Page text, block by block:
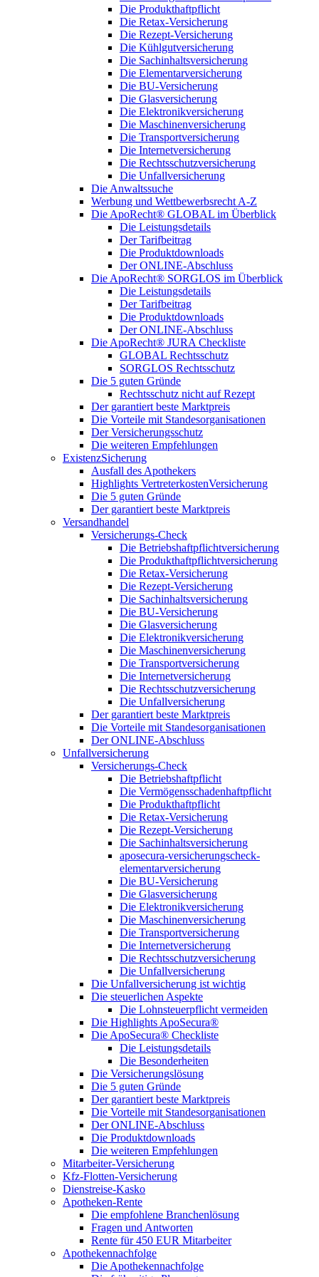
Die Produkthaftpflicht
Die Retax-Versicherung
Die Rezept-Versicherung
Die Kühlgutversicherung
Die Sachinhaltsversicherung
Die Elementarversicherung
Die BU-Versicherung
Die Glasversicherung
Die Elektronikversicherung
Die Maschinenversicherung
Die Transportversicherung
Die Internetversicherung
Die Rechtsschutzversicherung
Die Unfallversicherung
Die Anwaltssuche
Werbung und Wettbewerbsrecht A-Z
Die ApoRecht® GLOBAL im Überblick
Die Leistungsdetails
Der Tarifbeitrag
Die Produktdownloads
Der ONLINE-Abschluss
Die ApoRecht® SORGLOS im Überblick
Die Leistungsdetails
Der Tarifbeitrag
Die Produktdownloads
Der ONLINE-Abschluss
Die ApoRecht® JURA Checkliste
GLOBAL Rechtsschutz
SORGLOS Rechtsschutz
Die 5 guten Gründe
Rechtsschutz nicht auf Rezept
Der garantiert beste Marktpreis
Die Vorteile mit Standesorganisationen
Der Versicherungsschutz
Die weiteren Empfehlungen
ExistenzSicherung
Ausfall des Apothekers
Highlights VertreterkostenVersicherung
Die 5 guten Gründe
Der garantiert beste Marktpreis
Versandhandel
Versicherungs-Check
Die Betriebshaftpflichtversicherung
Die Produkthaftpflichtversicherung
Die Retax-Versicherung
Die Rezept-Versicherung
Die Sachinhaltsversicherung
Die BU-Versicherung
Die Glasversicherung
Die Elektronikversicherung
Die Maschinenversicherung
Die Transportversicherung
Die Internetversicherung
Die Rechtsschutzversicherung
Die Unfallversicherung
Der garantiert beste Marktpreis
Die Vorteile mit Standesorganisationen
Der ONLINE-Abschluss
Unfallversicherung
Versicherungs-Check
Die Betriebshaftpflicht
Die Vermögensschadenhaftpflicht
Die Produkthaftpflicht
Die Retax-Versicherung
Die Rezept-Versicherung
Die Sachinhaltsversicherung
aposecura-versicherungscheck-
elementarversicherung
Die BU-Versicherung
Die Glasversicherung
Die Elektronikversicherung
Die Maschinenversicherung
Die Transportversicherung
Die Internetversicherung
Die Rechtsschutzversicherung
Die Unfallversicherung
Die Unfallversicherung ist wichtig
Die steuerlichen Aspekte
Die Lohnsteuerpflicht vermeiden
Die Highlights ApoSecura®
Die ApoSecura® Checkliste
Die Leistungsdetails
Die Besonderheiten
Die Versicherungslösung
Die 5 guten Gründe
Der garantiert beste Marktpreis
Die Vorteile mit Standesorganisationen
Der ONLINE-Abschluss
Die Produktdownloads
Die weiteren Empfehlungen
Mitarbeiter-Versicherung
Kfz-Flotten-Versicherung
Dienstreise-Kasko
Apotheken-Rente
Die empfohlene Branchenlösung
Fragen und Antworten
Rente für 450 EUR Mitarbeiter
Apothekennachfolge
Die Apothekennachfolge